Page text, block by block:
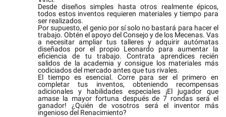
Desde diseños simples hasta otros realmente épicos,
todos estos inventos requieren materiales y tiempo para
ser realizados.
Por supuesto, el genio por sí solo no bastará para hacer el
trabajo. Obtén el apoyo del Consejo y de los Mecenas. Vas
a necesitar ampliar tus talleres y adquirir autómatas
diseñados por el propio Leonardo para aumentar la
eficiencia de tu trabajo. Contrata aprendices recién
salidos de la academia y consigue los materiales más
codiciados del mercado antes que tus rivales.
El tiempo es esencial. Corre para ser el primero en
completar tus inventos, obteniendo recompensas
adicionales y habilidades especiales ¡El jugador que
amase la mayor fortuna después de 7 rondas será el
ganador! ¿Quién de vosotros será el inventor más
ingenioso del Renacimiento?